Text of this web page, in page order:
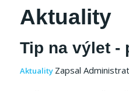
Aktuality
Tip na výlet -
Aktuality Zapsal